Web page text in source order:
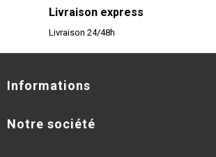
Livraison express
Livraison 24/48h
Informations
Notre société